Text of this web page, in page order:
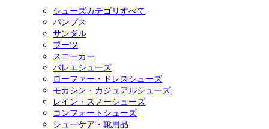
シューズカテゴリすべて
パンプス
サンダル
ブーツ
スニーカー
バレエシューズ
ローファー・ドレスシューズ
モカシン・カジュアルシューズ
レイン・スノーシューズ
コンフォートシューズ
シューケア・靴用品